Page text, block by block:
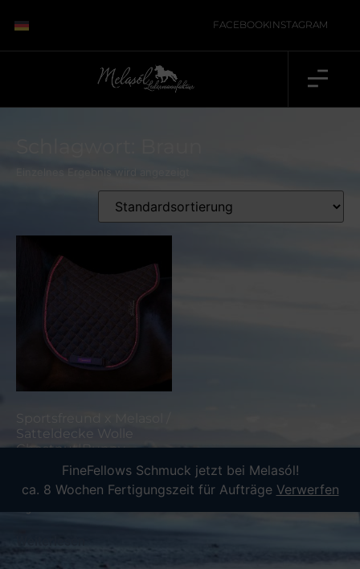
FineFellows Schmuck jetzt bei Melasól!
ca. 8 Wochen Fertigungszeit für Aufträge Verwerfen
FACEBOOKINSTAGRAM
Einzelnes Ergebnis wird angezeigt
Satteldecke Wolle
Chestnut|Bunny
€
inkl. 19 % MwSt.
Weiterlesen